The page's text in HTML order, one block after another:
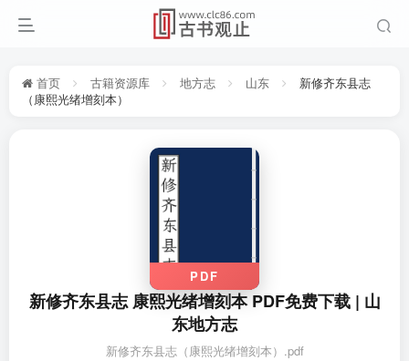
首页 古籍资源库 地方志 山东
新修齐东县志
（康熙光绪增刻本）
PDF
新修齐东县志 康熙光绪增刻本 PDF免费下载 | 山
东地方志
新修齐东县志（康熙光绪增刻本）.pdf